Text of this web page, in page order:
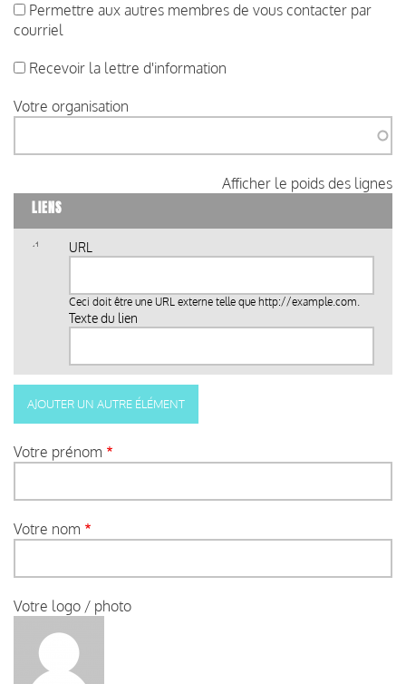
Permettre aux autres membres de vous contacter par
courriel
Recevoir la lettre d'information
Votre organisation
Afficher le poids des lignes
LIENS
URL
Ceci doit être une URL externe telle que http://example.com.
Texte du lien
Votre prénom
Votre nom
Votre logo / photo